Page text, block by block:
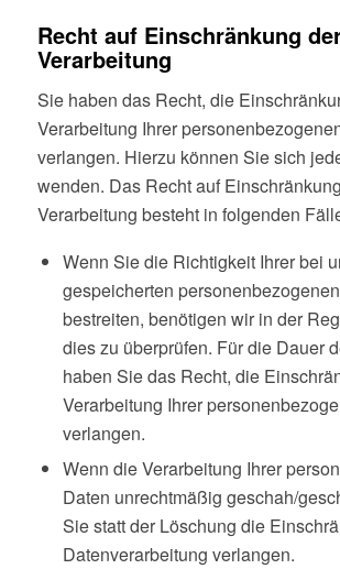
Recht auf Einschränkung
Verarbeitung
Sie haben das Recht, die
Verarbeitung Ihrer
verlangen. Hierzu können Sie sich
wenden. Das Recht auf
Verarbeitung besteht in folgenden
Wenn Sie die Richtigkeit Ihrer bei
gespeicherten
bestreiten, benötigen wir in der
dies zu überprüfen. Für die Dauer
haben Sie das Recht, die
Verarbeitung Ihrer
verlangen.
Wenn die Verarbeitung Ihrer
Daten unrechtmäßig geschah/
Sie statt der Löschung die
Datenverarbeitung verlangen.